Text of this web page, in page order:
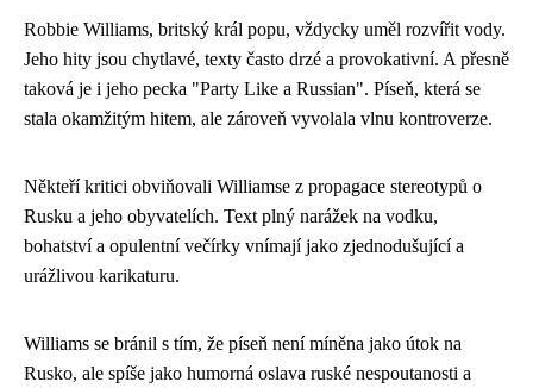
Robbie Williams, britský král popu, vždycky uměl rozvířit vody.
Jeho hity jsou chytlavé, texty často drzé a provokativní. A přesně
taková je i jeho pecka "Party Like a Russian". Píseň, která se
stala okamžitým hitem, ale zároveň vyvolala vlnu kontroverze.
Někteří kritici obviňovali Williamse z propagace stereotypů o
Rusku a jeho obyvatelích. Text plný narážek na vodku,
bohatství a opulentní večírky vnímají jako zjednodušující a
urážlivou karikaturu.
Williams se bránil s tím, že píseň není míněna jako útok na
Rusko, ale spíše jako humorná oslava ruské nespoutanosti a